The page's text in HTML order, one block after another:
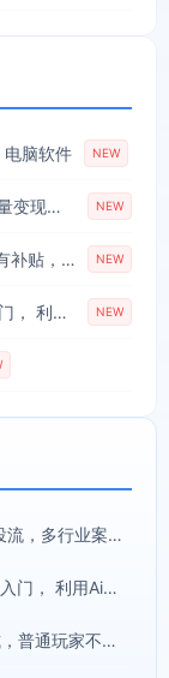
电脑软件 NEW
AI智能数据与流量平台日收300+｜自动化流量变现新项目 NEW
一个新的看广平台，看一个广告1.4米，提现有补贴，零门槛无脑操作，特别适合长期做【揭秘】 NEW
视频号3个月收入13005元， 新人2天学会入门， 利用Ai操作 解放双手！ NEW
六边形短视频系统课：账号拍摄内容剪辑投流，多行业案例拆解打造长效爆款账号
视频号3个月收入13005元， 新人2天学会入门， 利用Ai操作 解放双手！
游戏主播赚钱指南：拆解6种主流变现模式，普通玩家不靠顶尖技术也能稳定直播增收